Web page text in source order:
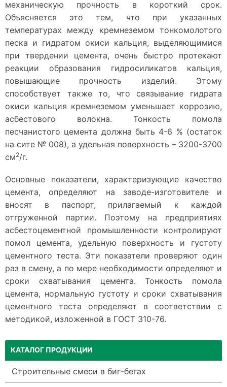
механическую прочность в короткий срок.
Объясняется это тем, что при указанных
температурах между кремнеземом тонкомолотого
песка и гидратом окиси кальция, выделяющимися
при твердении цемента, очень быстро протекают
реакции образования гидросиликатов кальция,
повышающие прочность изделий. Этому
способствует также то, что связывание гидрата
окиси кальция кремнеземом уменьшает коррозию,
асбестового волокна. Тонкость помола
песчанистого цемента должна быть 4-6 % (остаток
на сите № 008), а удельная поверхность – 3200-3700
см2/г.
Основные показатели, характеризующие качество
цемента, определяют на заводе-изготовителе и
вносят в паспорт, прилагаемый к каждой
отгруженной партии. Поэтому на предприятиях
асбестоцементной промышленности контролируют
помол цемента, удельную поверхность и густоту
цементного теста. Эти показатели проверяют один
раз в смену, а по мере необходимости определяют и
сроки схватывания цемента. Тонкость помола
цемента, нормальную густоту и сроки схватывания
цементного теста определяют в соответствии с
методикой, изложенной в ГОСТ 310-76.
КАТАЛОГ ПРОДУКЦИИ
Строительные смеси в биг-бегах